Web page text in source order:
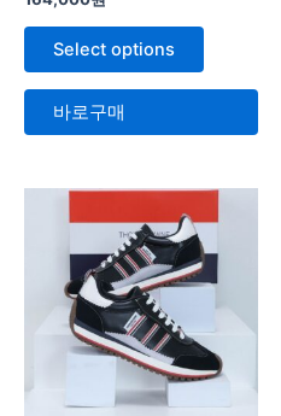
중
에
로
가
Select options
바로구매